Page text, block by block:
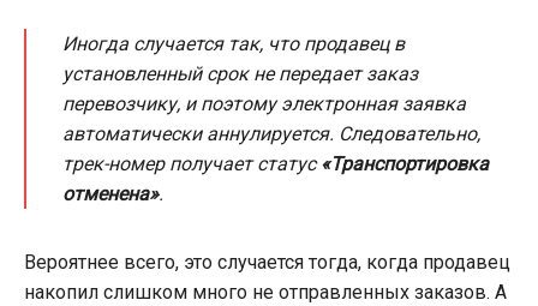
Иногда случается так, что продавец в
установленный срок не передает заказ
перевозчику, и поэтому электронная заявка
автоматически аннулируется. Следовательно,
трек-номер получает статус«Транспортировка
отменена».
Вероятнее всего, это случается тогда, когда продавец
накопил слишком много не отправленных заказов. А